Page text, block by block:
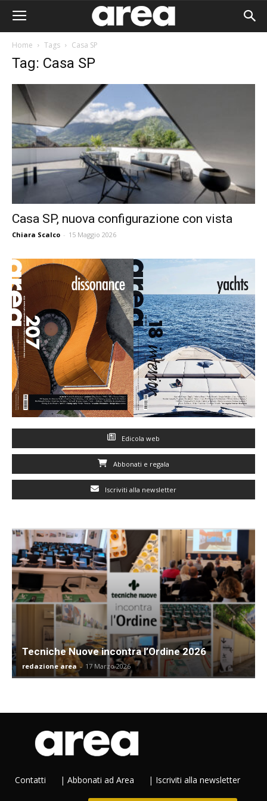
Home Tags Casa SP
Tag: Casa SP
Casa SP, nuova configurazione con vista
Chiara Scalco - 15 Maggio 2026
Edicola web
Abbonati e regala
Iscriviti alla newsletter
Tecniche Nuove incontra l’Ordine 2026
redazione area - 17 Marzo 2026
Contatti | Abbonati ad Area | Iscriviti alla newsletter